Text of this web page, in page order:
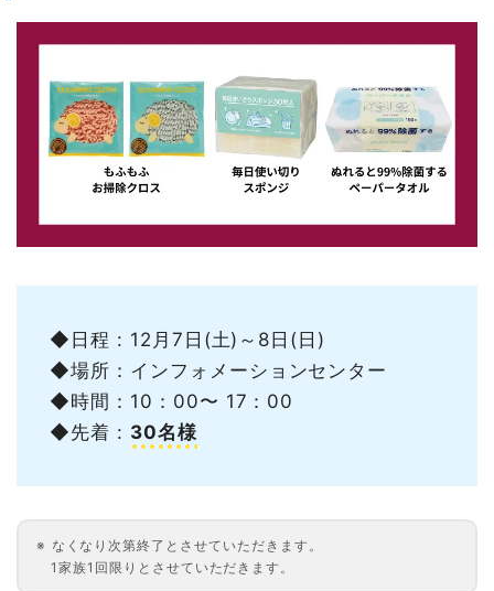
◆日程 : 12月7日(土)～8日(日)
◆場所：インフォメーションセンター
◆時間：10：00〜 17：00
◆先着 : 30名様
なくなり次第終了とさせていただきます。
1家族1回限りとさせていただきます。